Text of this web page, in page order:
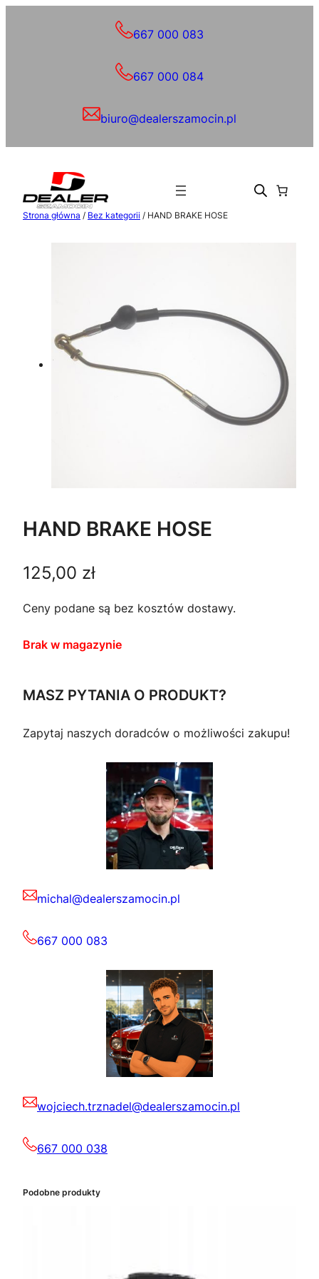
667 000 083
667 000 084
biuro@dealerszamocin.pl
Strona główna / Bez kategorii / HAND BRAKE HOSE
HAND BRAKE HOSE
125,00 zł
Ceny podane są bez kosztów dostawy.
Brak w magazynie
MASZ PYTANIA O PRODUKT?
Zapytaj naszych doradców o możliwości zakupu!
michal@dealerszamocin.pl
667 000 083
wojciech.trznadel@dealerszamocin.pl
667 000 038
Podobne produkty